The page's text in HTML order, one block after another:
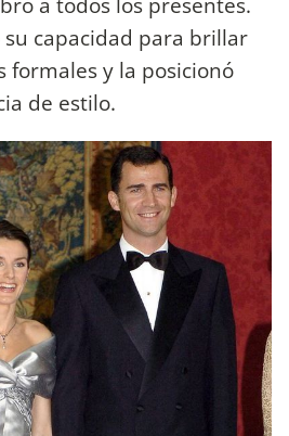
capacidad para brillar
formales y la posicionó
de estilo.